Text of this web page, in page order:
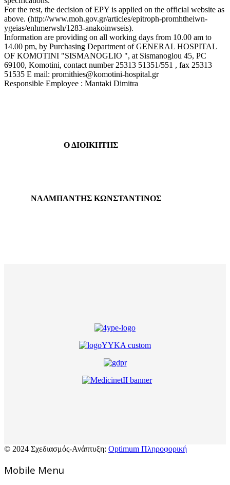
For the rest, the decision of EPY is applied on the official website as
above. (http://www.moh.gov.gr/articles/epitroph-promhtheiwn-
ygeias/enhmerwsh/1283-anakoinwseis).
Information are providing on all working days from 10.00 am to
14.00 pm, by Purchasing Department of GENERAL HOSPITAL
OF KOMOTINI "SISMANOGLIO ", at Sismanoglou 45, PC
69100, Komotini, contact number 25313 51351/551 , fax 25313
51535 E mail: promithies@komotini-hospital.gr
Responsible Employee : Mantaki Dimitra
Ο ΔΙΟΙΚΗΤΗΣ
ΝΑΛΜΠΑΝΤΗΣ ΚΩΝΣΤΑΝΤΙΝΟΣ
© 2024 Σχεδιασμός-Ανάπτυξη: Optimum Πληροφορική
Mοbile Menu